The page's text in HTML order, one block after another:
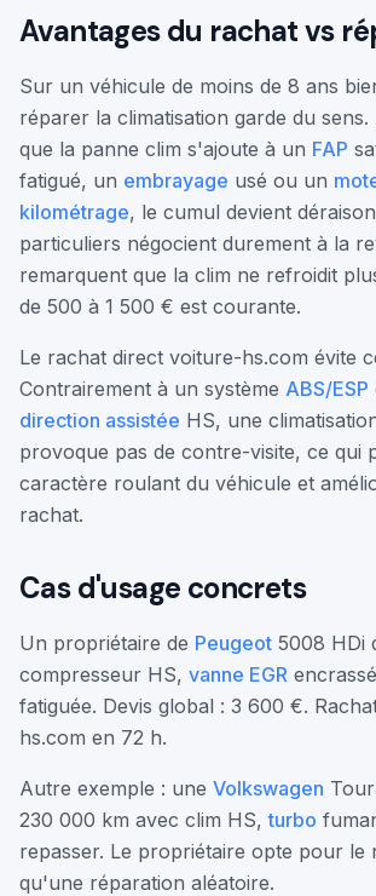
Avantages du rachat vs
Sur un véhicule de moins de 8 ans
réparer la climatisation garde du sens.
que la panne clim s'ajoute à un FAP
fatigué, un embrayage usé ou un
kilométrage, le cumul devient
particuliers négocient durement à la
remarquent que la clim ne refroidit
de 500 à 1 500 € est courante.
Le rachat direct voiture-hs.com évite
Contrairement à un système ABS/ESP
direction assistée HS, une
provoque pas de contre-visite, ce qui
caractère roulant du véhicule et
rachat.
Cas d'usage concrets
Un propriétaire de Peugeot 5008 HDi
compresseur HS, vanne EGR
fatiguée. Devis global : 3 600 €.
hs.com en 72 h.
Autre exemple : une Volkswagen
230 000 km avec clim HS,turbo
repasser. Le propriétaire opte pour le
qu'une réparation aléatoire.